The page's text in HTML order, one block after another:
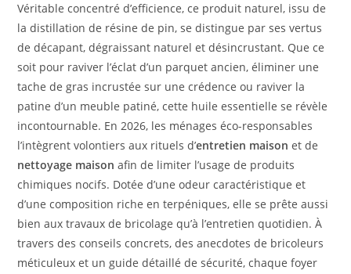
Véritable concentré d’efficience, ce produit naturel, issu de
la distillation de résine de pin, se distingue par ses vertus
de décapant, dégraissant naturel et désincrustant. Que ce
soit pour raviver l’éclat d’un parquet ancien, éliminer une
tache de gras incrustée sur une crédence ou raviver la
patine d’un meuble patiné, cette huile essentielle se révèle
incontournable. En 2026, les ménages éco-responsables
l’intègrent volontiers aux rituels d’entretien maison et de
nettoyage maison afin de limiter l’usage de produits
chimiques nocifs. Dotée d’une odeur caractéristique et
d’une composition riche en terpéniques, elle se prête aussi
bien aux travaux de bricolage qu’à l’entretien quotidien. À
travers des conseils concrets, des anecdotes de bricoleurs
méticuleux et un guide détaillé de sécurité, chaque foyer